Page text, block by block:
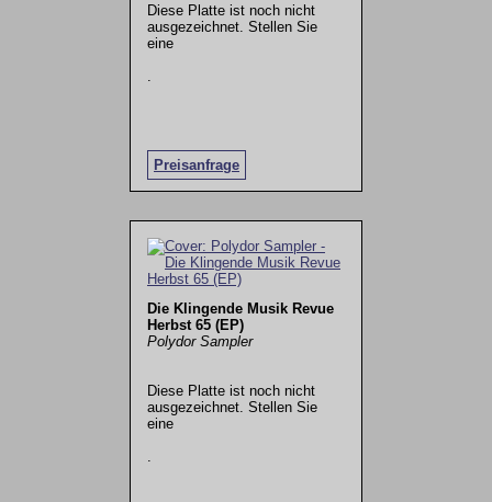
Diese Platte ist noch nicht
ausgezeichnet. Stellen Sie
eine
Preisanfrage
Die Klingende Musik Revue
Herbst 65 (EP)
Polydor Sampler
Diese Platte ist noch nicht
ausgezeichnet. Stellen Sie
eine
.